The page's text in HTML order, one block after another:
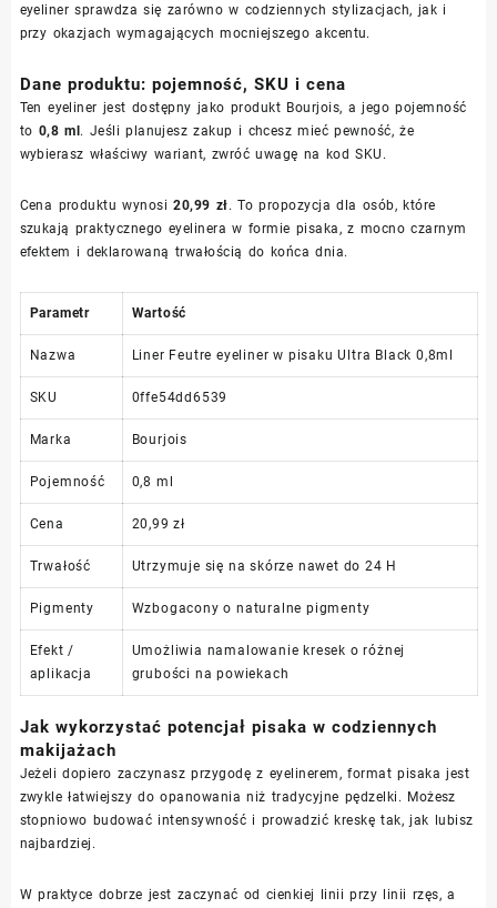
eyeliner sprawdza się zarówno w codziennych stylizacjach, jak i
przy okazjach wymagających mocniejszego akcentu.
Dane produktu: pojemność, SKU i cena
Ten eyeliner jest dostępny jako produkt Bourjois, a jego pojemność
to 0,8 ml. Jeśli planujesz zakup i chcesz mieć pewność, że
wybierasz właściwy wariant, zwróć uwagę na kod SKU.
Cena produktu wynosi20,99 zł. To propozycja dla osób, które
szukają praktycznego eyelinera w formie pisaka, z mocno czarnym
efektem i deklarowaną trwałością do końca dnia.
Parametr Wartość
Nazwa Liner Feutre eyeliner w pisaku Ultra Black 0,8ml
SKU 0ffe54dd6539
Marka Bourjois
Pojemność 0,8 ml
Cena 20,99 zł
Trwałość Utrzymuje się na skórze nawet do 24 H
Pigmenty Wzbogacony o naturalne pigmenty
Efekt /
aplikacja
Umożliwia namalowanie kresek o różnej
grubości na powiekach
Jak wykorzystać potencjał pisaka w codziennych
makijażach
Jeżeli dopiero zaczynasz przygodę z eyelinerem, format pisaka jest
zwykle łatwiejszy do opanowania niż tradycyjne pędzelki. Możesz
stopniowo budować intensywność i prowadzić kreskę tak, jak lubisz
najbardziej.
W praktyce dobrze jest zaczynać od cienkiej linii przy linii rzęs, a